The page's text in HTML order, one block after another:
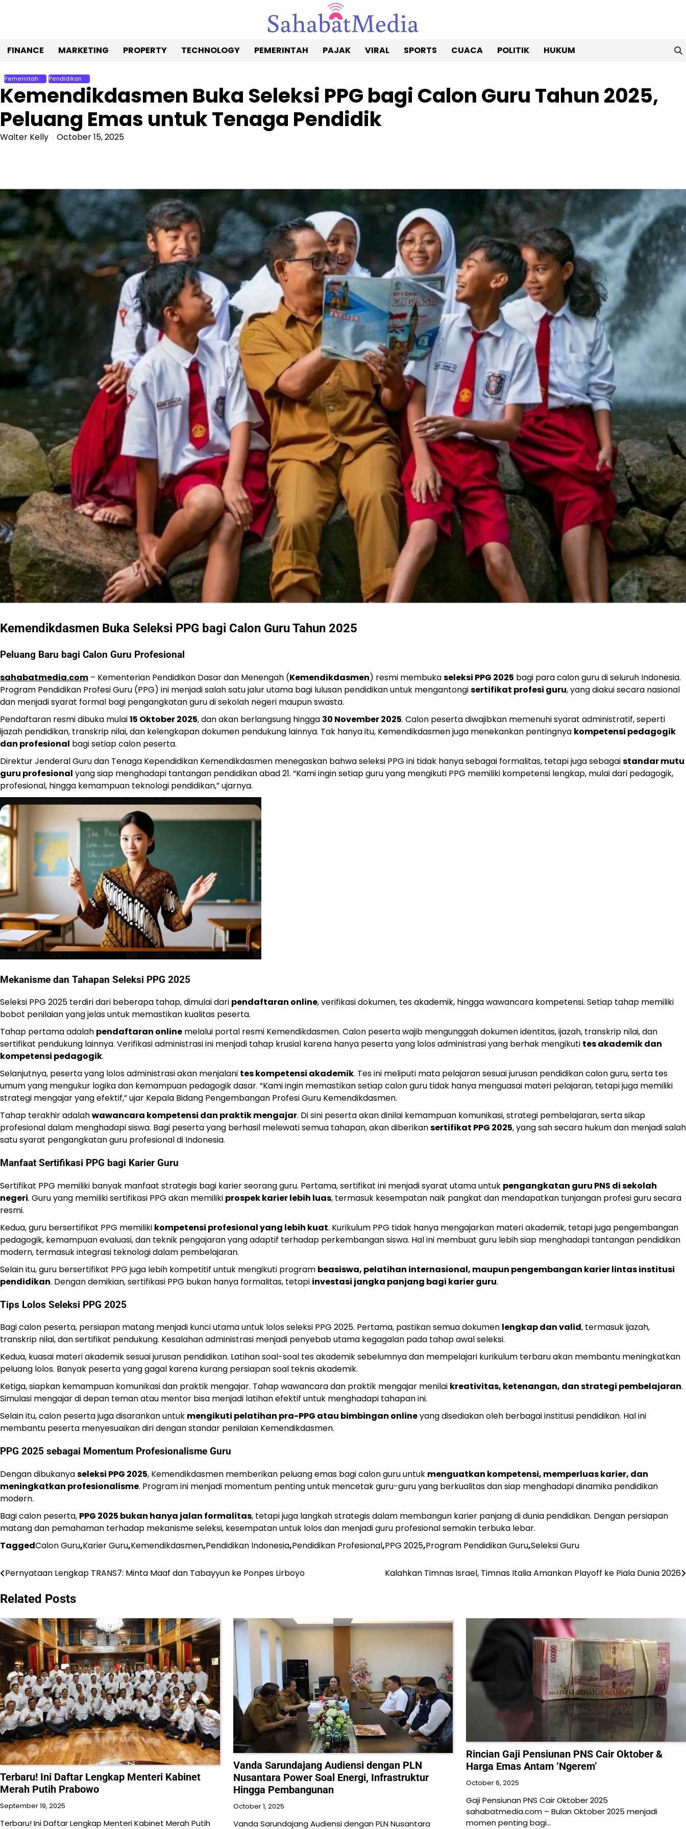
FINANCE
MARKETING PROPERTY TECHNOLOGY PEMERINTAH PAJAK VIRAL SPORTS CUACA POLITIK HUKUM
Pemerintah Pendidikan
Kemendikdasmen Buka Seleksi PPG bagi Calon Guru Tahun 2025,
Peluang Emas untuk Tenaga Pendidik
Walter Kelly October 15, 2025
Kemendikdasmen Buka Seleksi PPG bagi Calon Guru Tahun 2025
Peluang Baru bagi Calon Guru Profesional
sahabatmedia.com – Kementerian Pendidikan Dasar dan Menengah (Kemendikdasmen) resmi membukaseleksi PPG 2025 bagi para calon guru di seluruh Indonesia.
Program Pendidikan Profesi Guru (PPG) ini menjadi salah satu jalur utama bagi lulusan pendidikan untuk mengantongisertifikat profesi guru, yang diakui secara nasional
dan menjadi syarat formal bagi pengangkatan guru di sekolah negeri maupun swasta.
Pendaftaran resmi dibuka mulai15 Oktober 2025, dan akan berlangsung hingga 30 November 2025. Calon peserta diwajibkan memenuhi syarat administratif, seperti
ijazah pendidikan, transkrip nilai, dan kelengkapan dokumen pendukung lainnya. Tak hanya itu, Kemendikdasmen juga menekankan pentingnya kompetensi pedagogik
dan profesional bagi setiap calon peserta.
Direktur Jenderal Guru dan Tenaga Kependidikan Kemendikdasmen menegaskan bahwa seleksi PPG ini tidak hanya sebagai formalitas, tetapi juga sebagaistandar mutu
guru profesional yang siap menghadapi tantangan pendidikan abad 21. “Kami ingin setiap guru yang mengikuti PPG memiliki kompetensi lengkap, mulai dari pedagogik,
profesional, hingga kemampuan teknologi pendidikan,” ujarnya.
Mekanisme dan Tahapan Seleksi PPG 2025
Seleksi PPG 2025 terdiri dari beberapa tahap, dimulai dari pendaftaran online, verifikasi dokumen, tes akademik, hingga wawancara kompetensi. Setiap tahap memiliki
bobot penilaian yang jelas untuk memastikan kualitas peserta.
Tahap pertama adalah pendaftaran online melalui portal resmi Kemendikdasmen. Calon peserta wajib mengunggah dokumen identitas, ijazah, transkrip nilai, dan
sertifikat pendukung lainnya. Verifikasi administrasi ini menjadi tahap krusial karena hanya peserta yang lolos administrasi yang berhak mengikuti tes akademik dan
kompetensi pedagogik.
Selanjutnya, peserta yang lolos administrasi akan menjalani tes kompetensi akademik. Tes ini meliputi mata pelajaran sesuai jurusan pendidikan calon guru, serta tes
umum yang mengukur logika dan kemampuan pedagogik dasar. “Kami ingin memastikan setiap calon guru tidak hanya menguasai materi pelajaran, tetapi juga memiliki
strategi mengajar yang efektif,” ujar Kepala Bidang Pengembangan Profesi Guru Kemendikdasmen.
Tahap terakhir adalahwawancara kompetensi dan praktik mengajar. Di sini peserta akan dinilai kemampuan komunikasi, strategi pembelajaran, serta sikap
profesional dalam menghadapi siswa. Bagi peserta yang berhasil melewati semua tahapan, akan diberikansertifikat PPG 2025, yang sah secara hukum dan menjadi salah
satu syarat pengangkatan guru profesional di Indonesia.
Manfaat Sertifikasi PPG bagi Karier Guru
Sertifikat PPG memiliki banyak manfaat strategis bagi karier seorang guru. Pertama, sertifikat ini menjadi syarat utama untuk pengangkatan guru PNS di sekolah
negeri. Guru yang memiliki sertifikasi PPG akan memiliki prospek karier lebih luas, termasuk kesempatan naik pangkat dan mendapatkan tunjangan profesi guru secara
resmi.
Kedua, guru bersertifikat PPG memiliki kompetensi profesional yang lebih kuat. Kurikulum PPG tidak hanya mengajarkan materi akademik, tetapi juga pengembangan
pedagogik, kemampuan evaluasi, dan teknik pengajaran yang adaptif terhadap perkembangan siswa. Hal ini membuat guru lebih siap menghadapi tantangan pendidikan
modern, termasuk integrasi teknologi dalam pembelajaran.
Selain itu, guru bersertifikat PPG juga lebih kompetitif untuk mengikuti program beasiswa, pelatihan internasional, maupun pengembangan karier lintas institusi
pendidikan. Dengan demikian, sertifikasi PPG bukan hanya formalitas, tetapi investasi jangka panjang bagi karier guru.
Tips Lolos Seleksi PPG 2025
Bagi calon peserta, persiapan matang menjadi kunci utama untuk lolos seleksi PPG 2025. Pertama, pastikan semua dokumen lengkap dan valid, termasuk ijazah,
transkrip nilai, dan sertifikat pendukung. Kesalahan administrasi menjadi penyebab utama kegagalan pada tahap awal seleksi.
Kedua, kuasai materi akademik sesuai jurusan pendidikan. Latihan soal-soal tes akademik sebelumnya dan mempelajari kurikulum terbaru akan membantu meningkatkan
peluang lolos. Banyak peserta yang gagal karena kurang persiapan soal teknis akademik.
Ketiga, siapkan kemampuan komunikasi dan praktik mengajar. Tahap wawancara dan praktik mengajar menilai kreativitas, ketenangan, dan strategi pembelajaran.
Simulasi mengajar di depan teman atau mentor bisa menjadi latihan efektif untuk menghadapi tahapan ini.
Selain itu, calon peserta juga disarankan untuk mengikuti pelatihan pra-PPG atau bimbingan onlineyang disediakan oleh berbagai institusi pendidikan. Hal ini
membantu peserta menyesuaikan diri dengan standar penilaian Kemendikdasmen.
PPG 2025 sebagai Momentum Profesionalisme Guru
Dengan dibukanyaseleksi PPG 2025, Kemendikdasmen memberikan peluang emas bagi calon guru untuk menguatkan kompetensi, memperluas karier, dan
meningkatkan profesionalisme. Program ini menjadi momentum penting untuk mencetak guru-guru yang berkualitas dan siap menghadapi dinamika pendidikan
modern.
Bagi calon peserta, PPG 2025 bukan hanya jalan formalitas, tetapi juga langkah strategis dalam membangun karier panjang di dunia pendidikan. Dengan persiapan
matang dan pemahaman terhadap mekanisme seleksi, kesempatan untuk lolos dan menjadi guru profesional semakin terbuka lebar.
TaggedCalon Guru,Karier Guru,Kemendikdasmen,Pendidikan Indonesia,Pendidikan Profesional,PPG 2025,Program Pendidikan Guru,Seleksi Guru
Post
navigation
Pernyataan Lengkap TRANS7: Minta Maaf dan Tabayyun ke Ponpes Lirboyo Kalahkan Timnas Israel, Timnas Italia Amankan Playoff ke Piala Dunia 2026
Related Posts
Terbaru! Ini Daftar Lengkap Menteri Kabinet
Merah Putih Prabowo
September 19, 2025
Terbaru! Ini Daftar Lengkap Menteri Kabinet Merah Putih
Vanda Sarundajang Audiensi dengan PLN
Nusantara Power Soal Energi, Infrastruktur
Hingga Pembangunan
October 1, 2025
Vanda Sarundajang Audiensi dengan PLN Nusantara
Rincian Gaji Pensiunan PNS Cair Oktober &
Harga Emas Antam ‘Ngerem’
October 6, 2025
Gaji Pensiunan PNS Cair Oktober 2025
sahabatmedia.com – Bulan Oktober 2025 menjadi
momen penting bagi…